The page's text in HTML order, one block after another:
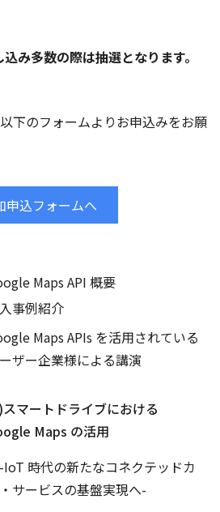
多数の際は抽選となります。
下のフォームよりお申込みをお願
申込フォームへ
Maps API 概要
事例紹介
Maps APIs を活用されている
ザー企業様による講演
マートドライブにおける
Maps の活用
時代の新たなコネクテッドカ
サービスの基盤実現へ-